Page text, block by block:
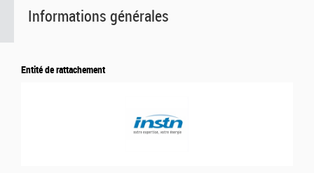
Informations générales
Entité de rattachement